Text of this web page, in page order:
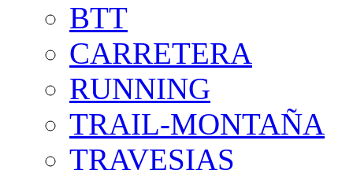
BTT
CARRETERA
RUNNING
TRAIL-MONTAÑA
TRAVESIAS